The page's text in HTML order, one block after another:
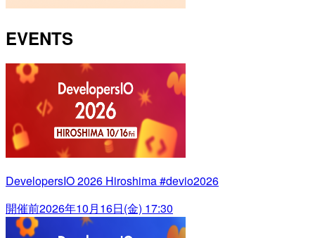
EVENTS
DevelopersIO 2026 Hiroshima #devio2026
開催前2026年10月16日(金) 17:30